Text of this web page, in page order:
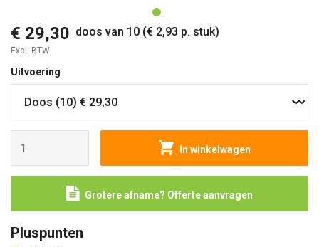
€ 29,30 doos van 10 (€ 2,93 p. stuk)
Excl. BTW
Uitvoering
In winkelwagen
Grotere afname? Offerte aanvragen
Pluspunten